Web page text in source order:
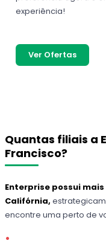
experiência!
Ver Ofertas
Quantas filiais a
Francisco?
Enterprise possui
Califórnia,
encontre uma perto de